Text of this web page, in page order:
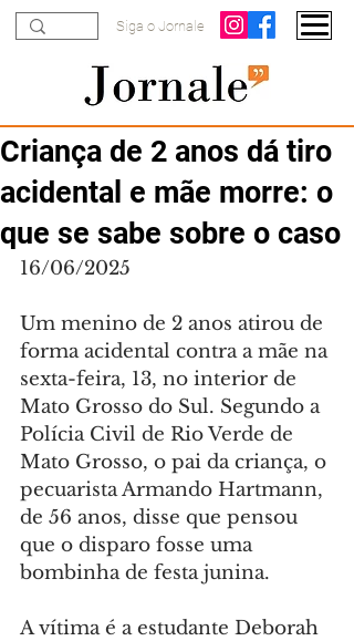
Siga o Jornale
Criança de 2 anos dá tiro
acidental e mãe morre: o
que se sabe sobre o caso
16/06/2025
Um menino de 2 anos atirou de
forma acidental contra a mãe na
sexta-feira, 13, no interior de
Mato Grosso do Sul. Segundo a
Polícia Civil de Rio Verde de
Mato Grosso, o pai da criança, o
pecuarista Armando Hartmann,
de 56 anos, disse que pensou
que o disparo fosse uma
bombinha de festa junina.
A vítima é a estudante Deborah